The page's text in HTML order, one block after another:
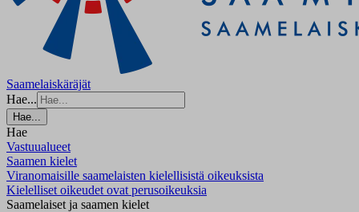
Saamelaiskäräjät
Hae...
Hae...
Hae
Vastuualueet
Saamen kielet
Viranomaisille saamelaisten kielellisistä oikeuksista
Kielelliset oikeudet ovat perusoikeuksia
Saamelaiset ja saamen kielet